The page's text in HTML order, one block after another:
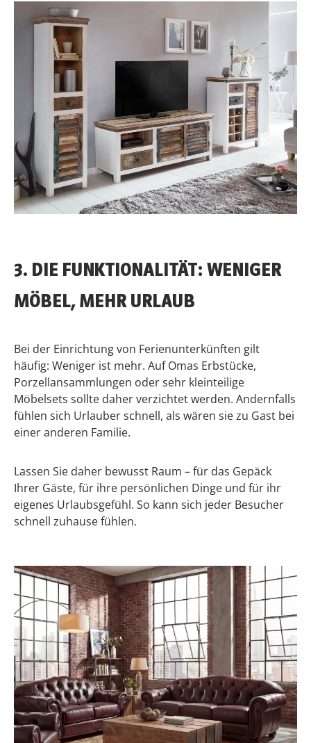
3. DIE FUNKTIONALITÄT: WENIGER
MÖBEL, MEHR URLAUB
Bei der Einrichtung von Ferienunterkünften gilt
häufig: Weniger ist mehr. Auf Omas Erbstücke,
Porzellansammlungen oder sehr kleinteilige
Möbelsets sollte daher verzichtet werden. Andernfalls
fühlen sich Urlauber schnell, als wären sie zu Gast bei
einer anderen Familie.
Lassen Sie daher bewusst Raum – für das Gepäck
Ihrer Gäste, für ihre persönlichen Dinge und für ihr
eigenes Urlaubsgefühl. So kann sich jeder Besucher
schnell zuhause fühlen.